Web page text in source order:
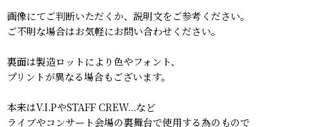
画像にてご判断いただくか、説明文をご参考ください。
ご不明な場合はお気軽にお問い合わせください。
裏面は製造ロットにより色やフォント、
プリントが異なる場合もございます。
本来はV.I.PやSTAFF CREW...など
ライブやコンサート会場の裏舞台で使用する為のもので